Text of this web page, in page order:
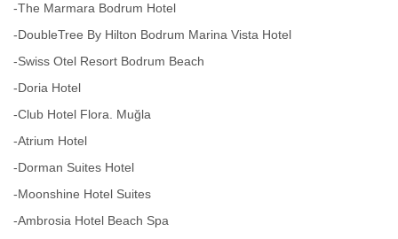
-The Marmara Bodrum Hotel
-DoubleTree By Hilton Bodrum Marina Vista Hotel
-Swiss Otel Resort Bodrum Beach
-Doria Hotel
-Club Hotel Flora. Muğla
-Atrium Hotel
-Dorman Suites Hotel
-Moonshine Hotel Suites
-Ambrosia Hotel Beach Spa